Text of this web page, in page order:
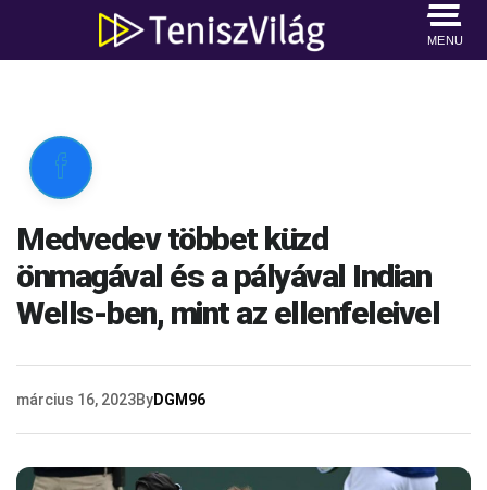
MENU

Medvedev többet küzd
önmagával és a pályával Indian
Wells-ben, mint az ellenfeleivel
március 16, 2023ByDGM96